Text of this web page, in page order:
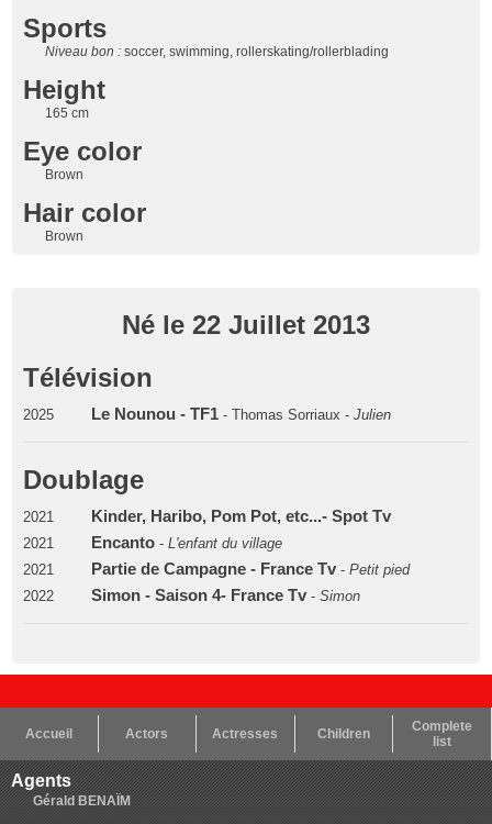
Sports
Niveau bon :soccer, swimming, rollerskating/rollerblading
Height
165 cm
Eye color
Brown
Hair color
Brown
Né le 22 Juillet 2013
Télévision
2025 Le Nounou - TF1- Thomas Sorriaux - Julien
Doublage
2021 Kinder, Haribo, Pom Pot, etc...- Spot Tv
2021 Encanto- L'enfant du village
2021
Partie de Campagne - France Tv- Petit pied
2022
Simon - Saison 4- France Tv- Simon
Accueil Actors Actresses Children
Complete
list
Agents
Gérald BENAÏM